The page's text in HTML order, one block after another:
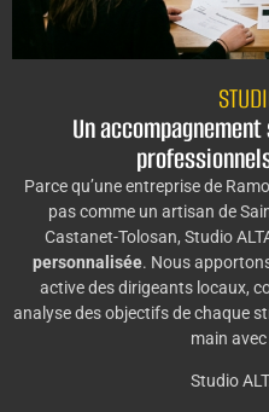
Un
Parce qu’une entreprise de
pas comme un artisan de
Castanet-Tolosan, Studio
personnalisée. Nous
active des dirigeants locaux,
analyse des objectifs de chaque
main
Studio